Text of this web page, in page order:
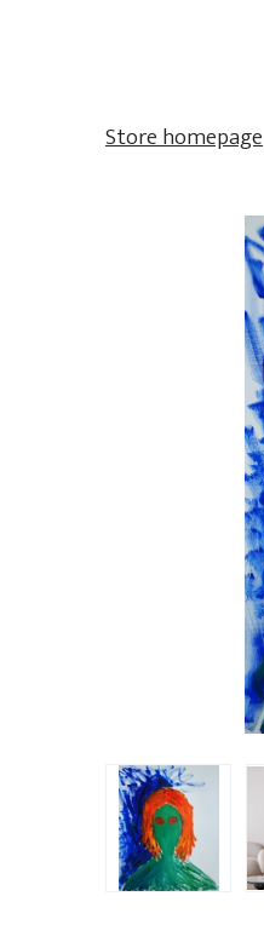
Store homepage